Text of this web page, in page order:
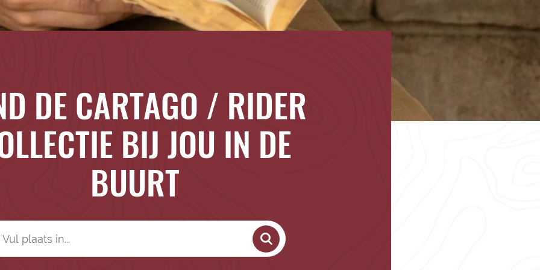
DE CARTAGO / RIDER
BIJ JOU IN DE
BUURT